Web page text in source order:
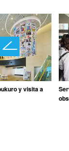
y visita a